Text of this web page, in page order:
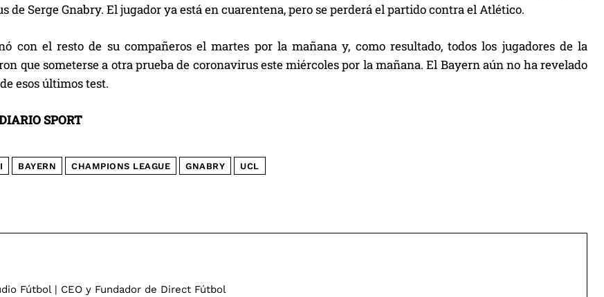
de Serge Gnabry. El jugador ya está en cuarentena, pero se perderá el partido contra el Atlético.
con el resto de su compañeros el martes por la mañana y, como resultado, todos los jugadores de la
que someterse a otra prueba de coronavirus este miércoles por la mañana. El Bayern aún no ha revelado
esos últimos test.
SPORT
BAYERN CHAMPIONS LEAGUE GNABRY UCL
Fútbol | CEO y Fundador de Direct Fútbol